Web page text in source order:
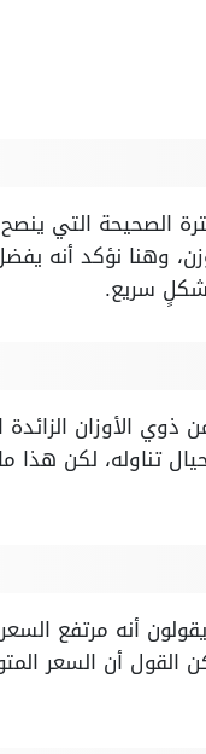
الصحيحة التي
وهنا نؤكد أنه
سريع.
الأوزان
تناوله، لكن
أنه مرتفع السعر،
القول أن السعر